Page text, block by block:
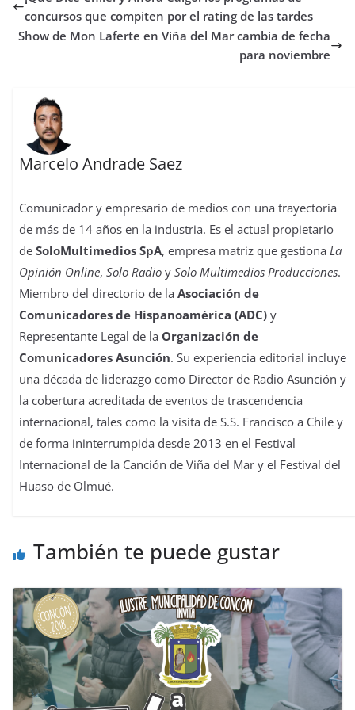
o
k
r
p
p
o
n
e
s
I
n
t
i
concursos que compiten por el rating de las tardes
Show de Mon Laferte en Viña del Mar cambia de fecha
para noviembre
Marcelo Andrade Saez
Comunicador y empresario de medios con una trayectoria
de más de 14 años en la industria. Es el actual propietario
deSoloMultimedios SpA, empresa matriz que gestiona La
Opinión Online,Solo Radio ySolo Multimedios Producciones.
Miembro del directorio de laAsociación de
Comunicadores de Hispanoamérica (ADC) y
Representante Legal de la Organización de
Comunicadores Asunción. Su experiencia editorial incluye
una década de liderazgo como Director de Radio Asunción y
la cobertura acreditada de eventos de trascendencia
internacional, tales como la visita de S.S. Francisco a Chile y
de forma ininterrumpida desde 2013 en el Festival
Internacional de la Canción de Viña del Mar y el Festival del
Huaso de Olmué.
También te puede gustar